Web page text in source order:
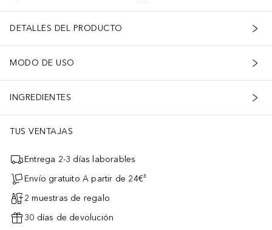
DETALLES DEL PRODUCTO
MODO DE USO
INGREDIENTES
TUS VENTAJAS
Entrega 2-3 días laborables
Envío gratuito A partir de 24€³
2 muestras de regalo
30 días de devolución